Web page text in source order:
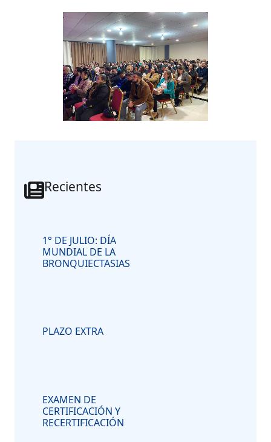
Recientes
1° DE JULIO: DÍA
MUNDIAL DE LA
BRONQUIECTASIAS
PLAZO EXTRA
EXAMEN DE
CERTIFICACIÓN Y
RECERTIFICACIÓN